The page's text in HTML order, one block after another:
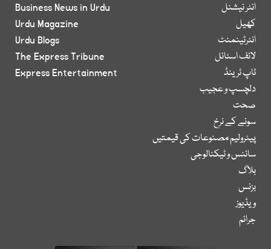
انٹر نیشنل
کھیل
انٹرٹینمنٹ
لائف اسٹائل
ٹاپ ٹرینڈ
دلچسپ و عجیب
صحت
سونے کے نرخ
پیٹرولیم مصنوعات کی قیمتیں
سائنس و ٹیکنالوجی
بلاگ
بزنس
ویڈیوز
جرائم
Business News in Urdu
Urdu Magazine
Urdu Blogs
The Express Tribune
Express Entertainment